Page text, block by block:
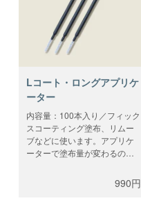
Lコート・ロングアプリケ
ーター
内容量：100本入り／フィック
スコーティング塗布、リムー
ブなどに使います。アプリケ
ーターで塗布量が変わるの
場合こちらをお使いくださ
い。こちらの商品はライセン
990円